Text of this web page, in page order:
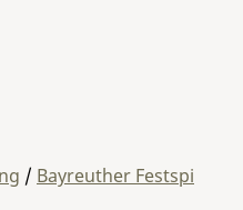
/ Bayreuther Festspi